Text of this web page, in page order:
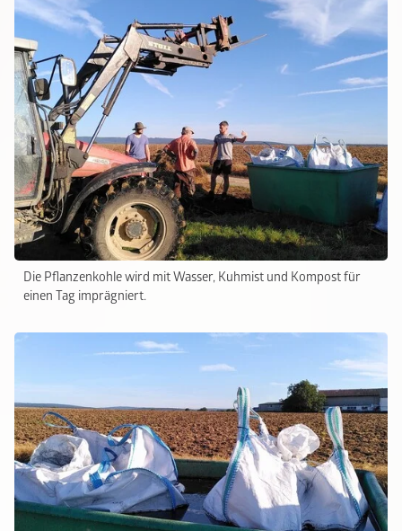
Die Pflanzenkohle wird mit Wasser, Kuhmist und Kompost für
einen Tag imprägniert.